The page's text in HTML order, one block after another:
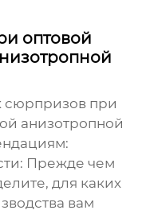
оптовой
сюрпризов при
анизотропной
Прежде чем
для каких
вам